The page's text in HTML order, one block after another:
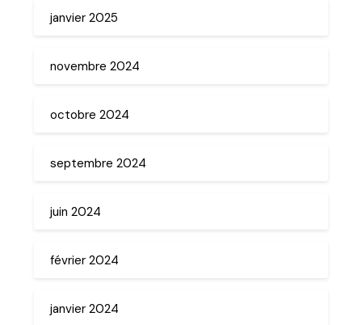
janvier 2025
novembre 2024
octobre 2024
septembre 2024
juin 2024
février 2024
janvier 2024